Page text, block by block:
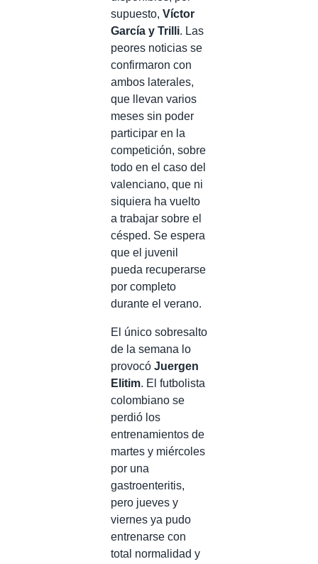
supuesto, Víctor
García y Trilli. Las
peores noticias se
confirmaron con
ambos laterales,
que llevan varios
meses sin poder
participar en la
competición, sobre
todo en el caso del
valenciano, que ni
siquiera ha vuelto
a trabajar sobre el
césped. Se espera
que el juvenil
pueda recuperarse
por completo
durante el verano.
El único sobresalto
de la semana lo
provocó Juergen
Elitim. El futbolista
colombiano se
perdió los
entrenamientos de
martes y miércoles
por una
gastroenteritis,
pero jueves y
viernes ya pudo
entrenarse con
total normalidad y